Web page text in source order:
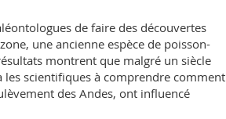
de faire des découvertes
une ancienne espèce de poisson-
montrent que malgré un siècle
les scientifiques à comprendre comment
des Andes, ont influencé